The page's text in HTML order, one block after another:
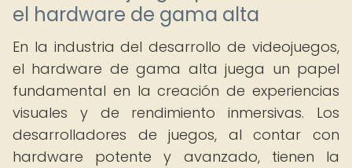
el hardware de gama alta
En la industria del desarrollo de videojuegos,
el hardware de gama alta juega un papel
fundamental en la creación de experiencias
visuales y de rendimiento inmersivas. Los
desarrolladores de juegos, al contar con
hardware potente y avanzado, tienen la